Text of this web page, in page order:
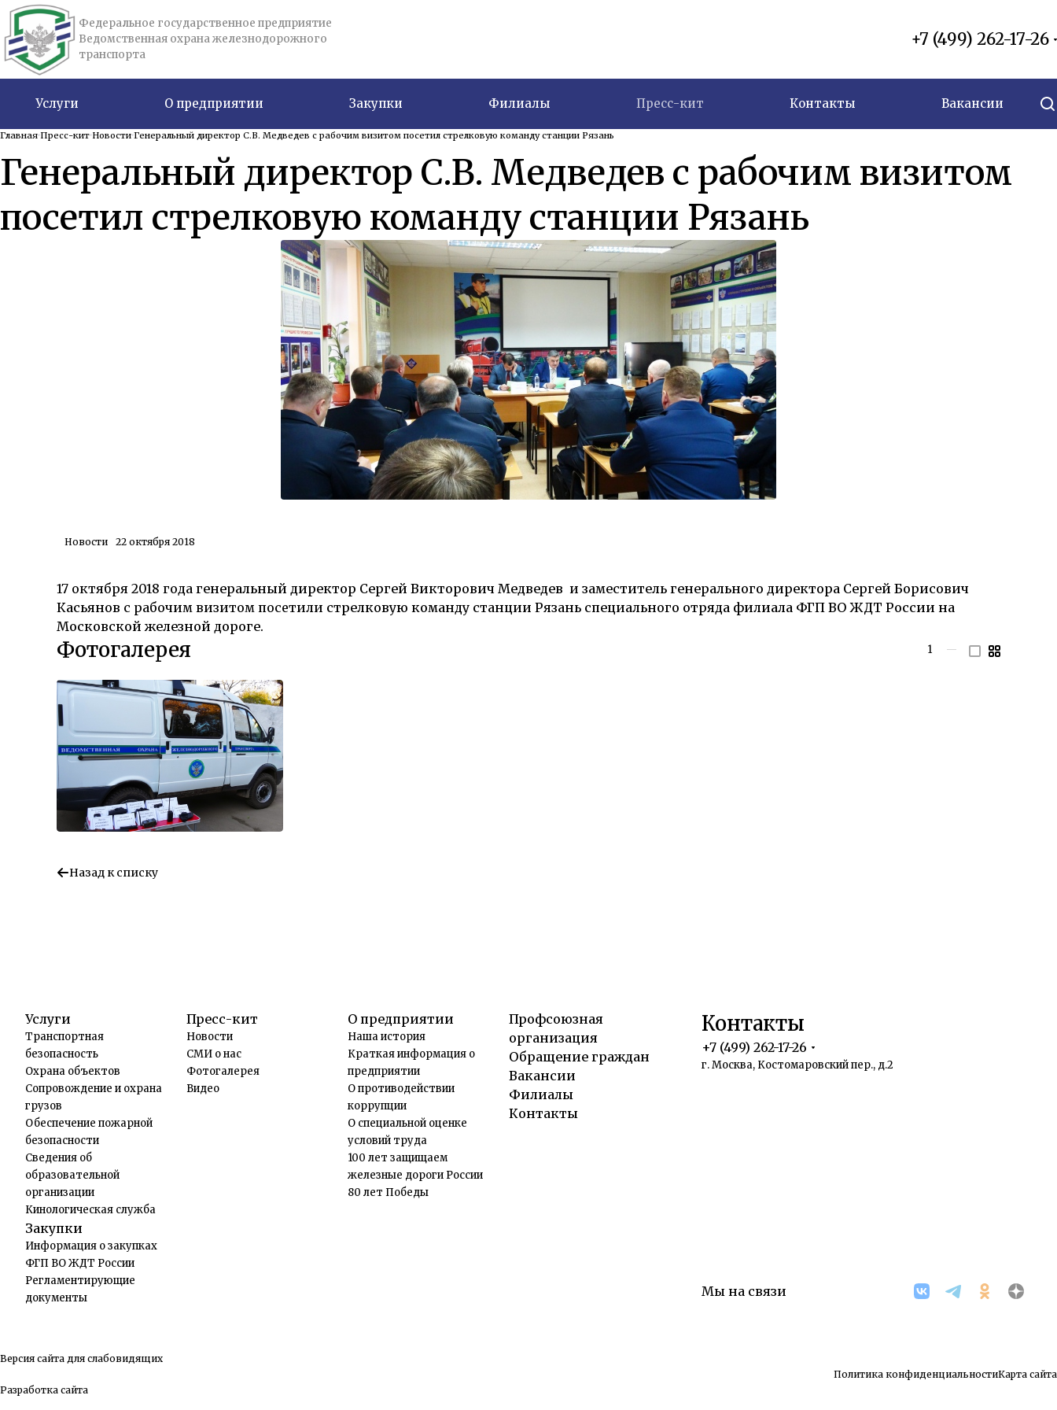
Федеральное государственное предприятие
Ведомственная охрана железнодорожного
транспорта
+7 (499) 262-17-26
Услуги О предприятии Закупки Филиалы Пресс-кит Контакты Вакансии
Главная Пресс-кит Новости Генеральный директор С.В. Медведев с рабочим визитом посетил стрелковую команду станции Рязань
Генеральный директор С.В. Медведев с рабочим визитом
посетил стрелковую команду станции Рязань
Новости 22 октября 2018
17 октября 2018 года генеральный директор Сергей Викторович Медведев и заместитель генерального директора Сергей Борисович
Касьянов с рабочим визитом посетили стрелковую команду станции Рязань специального отряда филиала ФГП ВО ЖДТ России на
Московской железной дороге.
Фотогалерея 1 —
Назад к списку
Услуги
Транспортная
безопасность
Охрана объектов
Сопровождение и охрана
грузов
Обеспечение пожарной
безопасности
Сведения об
образовательной
организации
Кинологическая служба
Закупки
Информация о закупках
ФГП ВО ЖДТ России
Регламентирующие
документы
Пресс-кит
Новости
СМИ о нас
Фотогалерея
Видео
О предприятии
Наша история
Краткая информация о
предприятии
О противодействии
коррупции
О специальной оценке
условий труда
100 лет защищаем
железные дороги России
80 лет Победы
Профсоюзная
организация
Обращение граждан
Вакансии
Филиалы
Контакты
Контакты
+7 (499) 262-17-26
г. Москва, Костомаровский пер., д.2
Мы на связи
Версия сайта для слабовидящих
Разработка сайта
Политика конфиденциальностиКарта сайта